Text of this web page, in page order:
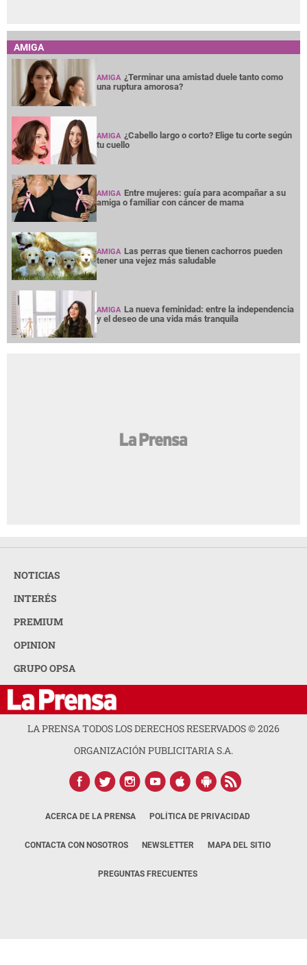
AMIGA
AMIGA ¿Terminar una amistad duele tanto como
una ruptura amorosa?
AMIGA ¿Cabello largo o corto? Elige tu corte según
tu cuello
AMIGA Entre mujeres: guía para acompañar a su
amiga o familiar con cáncer de mama
AMIGA Las perras que tienen cachorros pueden
tener una vejez más saludable
AMIGA La nueva feminidad: entre la independencia
y el deseo de una vida más tranquila
NOTICIAS
INTERÉS
PREMIUM
OPINION
GRUPO OPSA
LA PRENSA TODOS LOS DERECHOS RESERVADOS ©2026
ORGANIZACIÓN PUBLICITARIA S.A.
ACERCA DE LA PRENSA POLÍTICA DE PRIVACIDAD
CONTACTA CON NOSOTROS NEWSLETTER MAPA DEL SITIO
PREGUNTAS FRECUENTES